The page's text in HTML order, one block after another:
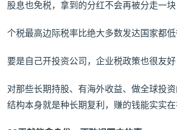
股息也免税，拿到的分红不会再被分走一块
个税最高边际税率比绝大多数发达国家都低
要是自己开投资公司，企业税政策也很友好
对那些长期持股、有海外收益、做全球投
结构本身就是种长期复利，赚的钱能实实在